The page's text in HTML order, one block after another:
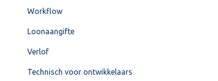
Workflow
Loonaangifte
Verlof
Technisch voor ontwikkelaars